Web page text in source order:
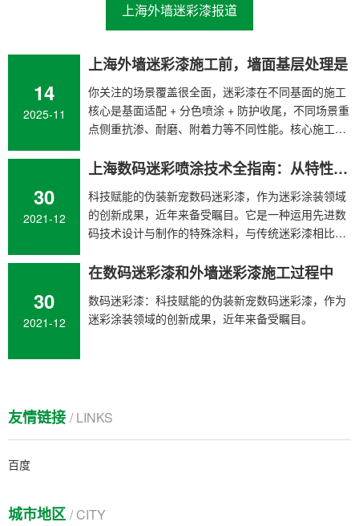
上海外墙迷彩漆报道
14
2025-11
上海外墙迷彩漆施工前，墙面基层处理是
你关注的场景覆盖很全面，迷彩漆在不同基面的施工
核心是基面适配 + 分色喷涂 + 防护收尾，不同场景重
点侧重抗渗、耐磨、附着力等不同性能。核心施工原
题。分色喷涂遵循 “先底色后图案、先大面后细节” 的
30
2021-12
上海数码迷彩喷涂技术全指南：从特性到实操落地
科技赋能的伪装新宠数码迷彩漆，作为迷彩涂装领域
的创新成果，近年来备受瞩目。它是一种运用先进数
码技术设计与制作的特殊涂料，与传统迷彩漆相比，
常规印刷，而是通过计算机对海量自然环境数据进行
点...
30
2021-12
在数码迷彩漆和外墙迷彩漆施工过程中
数码迷彩漆：科技赋能的伪装新宠数码迷彩漆，作为
迷彩涂装领域的创新成果，近年来备受瞩目。
友情链接 / LINKS
百度
城市地区 / CITY